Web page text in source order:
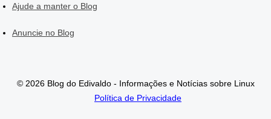
Ajude a manter o Blog
Anuncie no Blog
© 2026 Blog do Edivaldo - Informações e Notícias sobre Linux
Política de Privacidade